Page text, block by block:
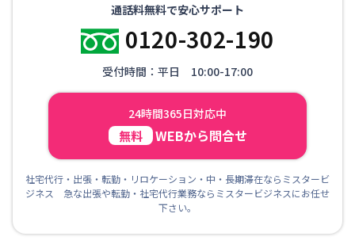
通話料無料で安心サポート
0120-302-190
受付時間：平日 10:00-17:00
24時間365日対応中
無料 WEBから問合せ
社宅代行・出張・転勤・リロケーション・中・長期滞在ならミスタービ
ジネス 急な出張や転勤・社宅代行業務ならミスタービジネスにお任せ
下さい。